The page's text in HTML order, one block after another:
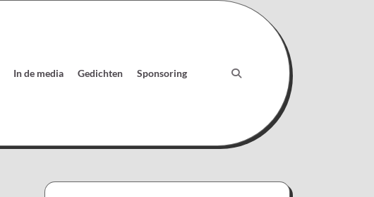
In de media Gedichten Sponsoring